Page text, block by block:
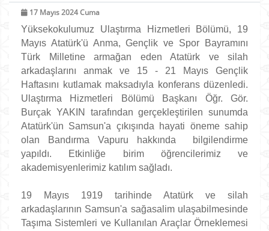
17 Mayıs 2024 Cuma
Yüksekokulumuz Ulaştırma Hizmetleri Bölümü, 19
Mayıs Atatürk'ü Anma, Gençlik ve Spor Bayramını
Türk Milletine armağan eden Atatürk ve silah
arkadaşlarını anmak ve 15 - 21 Mayıs Gençlik
Haftasını kutlamak maksadıyla konferans düzenledi.
Ulaştırma Hizmetleri Bölümü Başkanı Öğr. Gör.
Burçak YAKIN tarafından gerçekleştirilen sunumda
Atatürk'ün Samsun'a çıkışında hayati öneme sahip
olan Bandırma Vapuru hakkında bilgilendirme
yapıldı. Etkinliğe birim öğrencilerimiz ve
akademisyenlerimiz katılım sağladı.
19 Mayıs 1919 tarihinde Atatürk ve silah
arkadaşlarının Samsun'a sağasalim ulaşabilmesinde
Taşıma Sistemleri ve Kullanılan Araçlar Örneklemesi